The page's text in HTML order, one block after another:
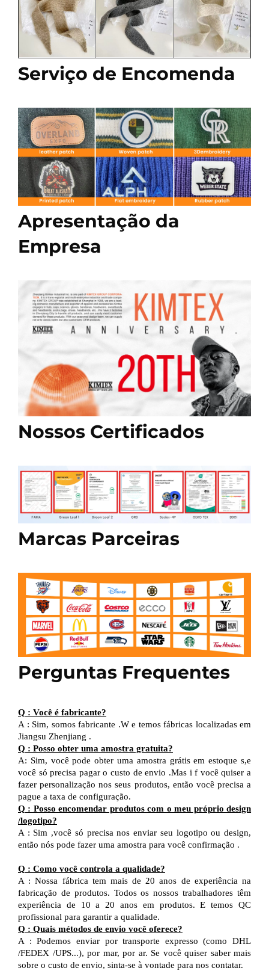
Serviço de Encomenda
Apresentação da
Empresa
Nossos Certificados
Marcas Parceiras
Perguntas Frequentes
Q : Você é fabricante?
A : Sim, somos fabricante .W e temos fábricas localizadas em
Jiangsu Zhenjiang .
Q : Posso obter uma amostra gratuita?
A: Sim, você pode obter uma amostra grátis em estoques,e
você só precisa pagar o custo de envio .Mas if você quisera
fazerpersonalização nos seus produtos, então você precisa a
pague a taxa de configuração.
Q : Posso encomendar produtos com o meu próprio design
/logotipo?
A : Sim ,você só precisa nos enviar seu logotipoou design,
então nós pode fazer uma amostra para você confirmação .
Q : Como você controla a qualidade?
A :Nossa fábrica tem mais de 20 anos de experiência na
fabricação de produtos. Todos os nossos trabalhadores têm
experiência de 10 a 20 anos em produtos.Etemos QC
profissional para garantir a qualidade.
Q : Quais métodos de envio você oferece?
A :Podemos enviar por transporte expresso (como DHL
/FEDEX /UPS...), por mar, por ar. Se você quiser saber mais
sobre o custo de envio, sinta-se à vontade para nos contatar.